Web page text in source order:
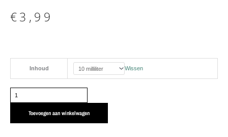
€3,99
Inhoud Wissen
aantal
Toevoegen aan winkelwagen